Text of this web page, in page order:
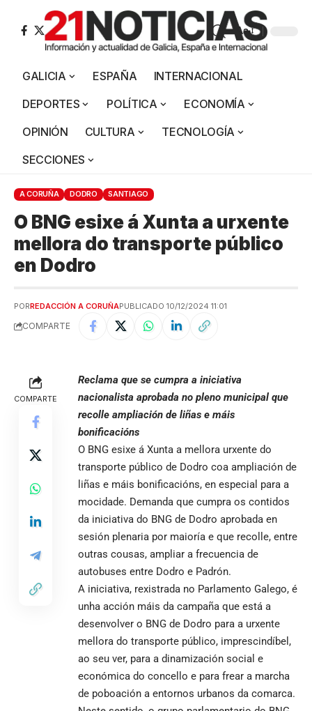
Aa
GALICIA ESPAÑA
INTERNACIONAL
DEPORTES
POLÍTICA
ECONOMÍA
OPINIÓN
CULTURA
TECNOLOGÍA
SECCIONES
A CORUÑA DODRO SANTIAGO
O BNG esixe á Xunta a urxente
mellora do transporte público
en Dodro
PORREDACCIÓN A CORUÑAPUBLICADO 10/12/2024 11:01
COMPARTE
COMPARTE
Reclama que se cumpra a iniciativa
nacionalista aprobada no pleno municipal que
recolle ampliación de liñas e máis
bonificacións
O BNG esixe á Xunta a mellora urxente do
transporte público de Dodro coa ampliación de
liñas e máis bonificacións, en especial para a
mocidade. Demanda que cumpra os contidos
da iniciativa do BNG de Dodro aprobada en
sesión plenaria por maioría e que recolle, entre
outras cousas, ampliar a frecuencia de
autobuses entre Dodro e Padrón.
A iniciativa, rexistrada no Parlamento Galego, é
unha acción máis da campaña que está a
desenvolver o BNG de Dodro para a urxente
mellora do transporte público, imprescindíbel,
ao seu ver, para a dinamización social e
económica do concello e para frear a marcha
de poboación a entornos urbanos da comarca.